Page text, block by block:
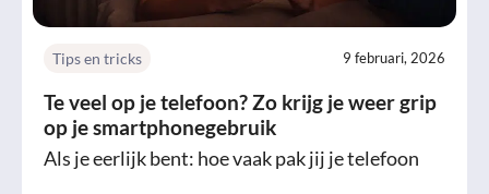
Tips en tricks 9 februari, 2026
Te veel op je telefoon? Zo krijg je weer grip
op je smartphonegebruik
Als je eerlijk bent: hoe vaak pak jij je telefoon